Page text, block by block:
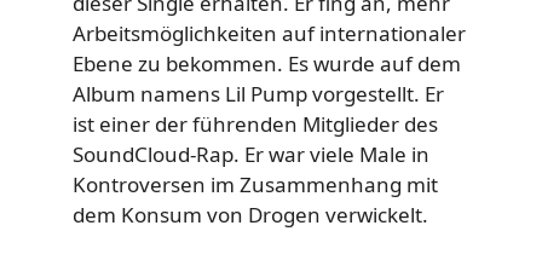
Arbeitsmöglichkeiten auf internationaler
Ebene zu bekommen. Es wurde auf dem
Album namens Lil Pump vorgestellt. Er
ist einer der führenden Mitglieder des
SoundCloud-Rap. Er war viele Male in
Kontroversen im Zusammenhang mit
dem Konsum von Drogen verwickelt.